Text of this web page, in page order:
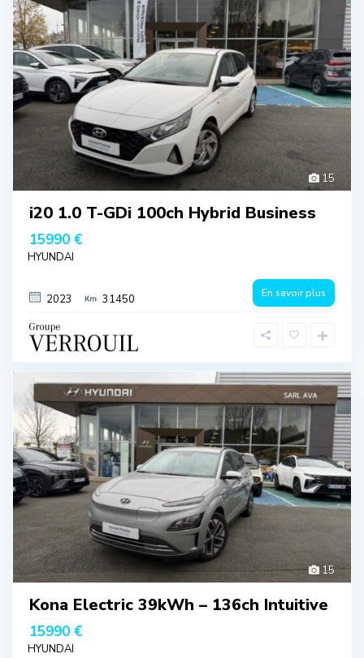
15
i20 1.0 T-GDi 100ch Hybrid Business
15990 €
HYUNDAI
2023 31450 En savoir plus
15
Kona Electric 39kWh – 136ch Intuitive
15990 €
HYUNDAI